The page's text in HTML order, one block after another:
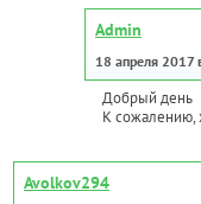
Admin
18 апреля 2017
Добрый день
К сожалению,
Avolkov294